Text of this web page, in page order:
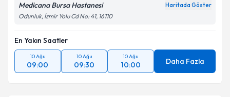
Medicana Bursa Hastanesi Haritada Göster
Odunluk, İzmir Yolu Cd No: 41, 16110
En Yakın Saatler
10 Ağu
09:00
10 Ağu
09:30
10 Ağu
10:00 Daha Fazla